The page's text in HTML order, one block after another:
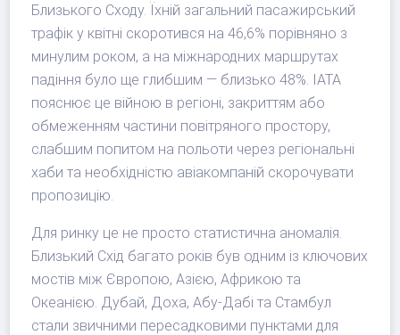
Близького Сходу. Їхній загальний пасажирський
трафік у квітні скоротився на 46,6% порівняно з
минулим роком, а на міжнародних маршрутах
падіння було ще глибшим — близько 48%. IATA
пояснює це війною в регіоні, закриттям або
обмеженням частини повітряного простору,
слабшим попитом на польоти через регіональні
хаби та необхідністю авіакомпаній скорочувати
пропозицію.
Для ринку це не просто статистична аномалія.
Близький Схід багато років був одним із ключових
мостів між Європою, Азією, Африкою та
Океанією. Дубай, Доха, Абу-Дабі та Стамбул
стали звичними пересадковими пунктами для